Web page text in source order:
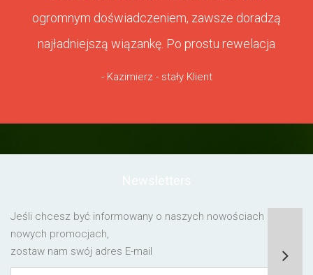
ogromnym doświadczeniem, zawsze doradzą
najładniejszą wiązankę. Po prostu rewelacja
- Kazimierz - stały Klient
Jeśli chcesz być informowany o naszych nowościach lub o
nowych promocjach,
zostaw nam swój adres E-mail